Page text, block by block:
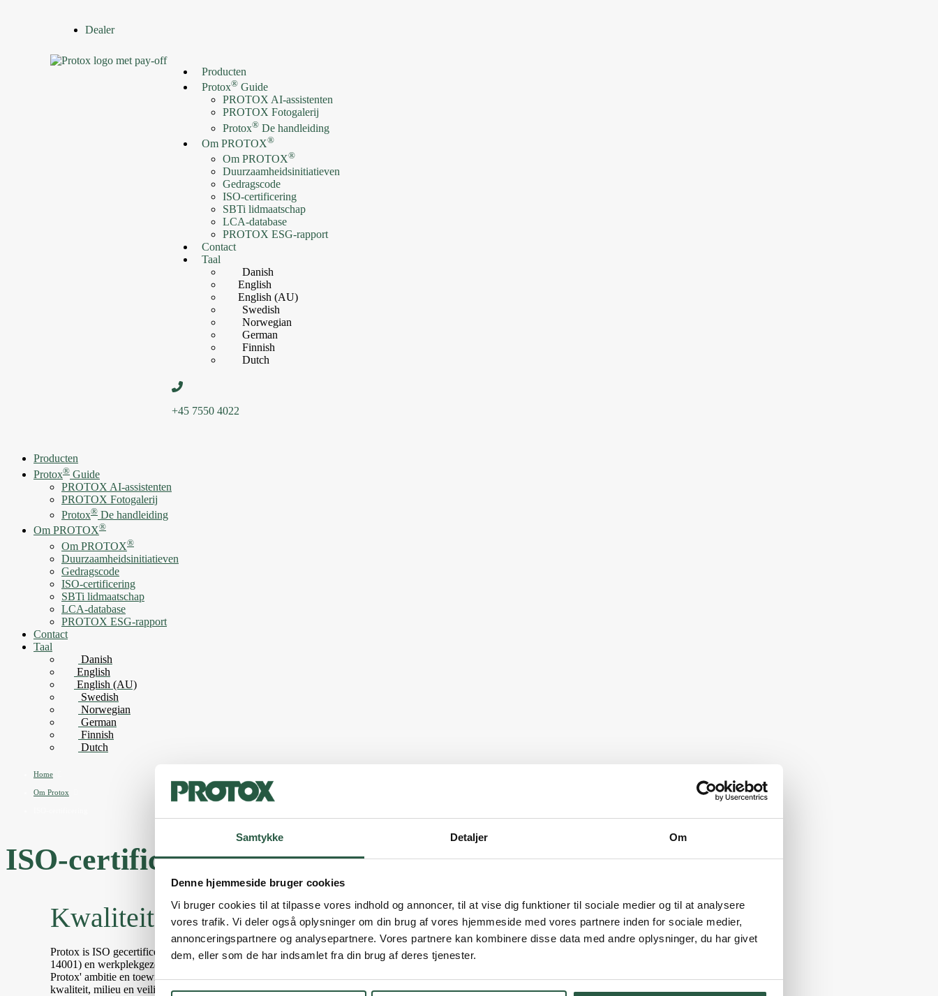
Samtykke Detaljer Om
Denne hjemmeside bruger cookies
Vi bruger cookies til at tilpasse vores indhold og annoncer, til at vise dig funktioner til sociale medier og til at analysere
vores trafik. Vi deler også oplysninger om din brug af vores hjemmeside med vores partnere inden for sociale medier,
annonceringspartnere og analysepartnere. Vores partnere kan kombinere disse data med andre oplysninger, du har givet
dem, eller som de har indsamlet fra din brug af deres tjenester.
Dealer
Producten
Protox® Guide
PROTOX AI-assistenten
PROTOX Fotogalerij
Protox® De handleiding
Om PROTOX®
Om PROTOX®
Duurzaamheidsinitiatieven
Gedragscode
ISO-certificering
SBTi lidmaatschap
LCA-database
PROTOX ESG-rapport
Contact
Taal
Danish
English
English (AU)
Swedish
Norwegian
German
Finnish
Dutch
+45 7550 4022
Producten
Protox® Guide
PROTOX AI-assistenten
PROTOX Fotogalerij
Protox® De handleiding
Om PROTOX®
Om PROTOX®
Duurzaamheidsinitiatieven
Gedragscode
ISO-certificering
SBTi lidmaatschap
LCA-database
PROTOX ESG-rapport
Contact
Taal
Danish
English
English (AU)
Swedish
Norwegian
German
Finnish
Dutch
Home
Om Protox
ISO-certificering
Kwaliteit, milieu en veiligheid
Protox is ISO gecertificeerd in kwaliteitsmanagement (ISO 9001), milieumanagement (ISO
14001) en werkplekgezondheid en -veiligheid (ISO 45001). De certificeringen helpen om
Protox' ambitie en toewijding te benadrukken om doelgericht en systematisch te werken aan
kwaliteit, milieu en veiligheid.